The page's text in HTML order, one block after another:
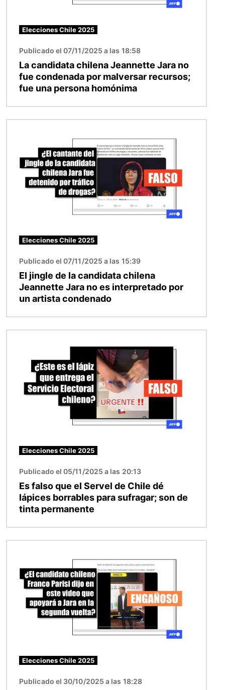
Elecciones Chile 2025
Publicado el 07/11/2025 a las 18:58
La candidata chilena Jeannette Jara no
fue condenada por malversar recursos;
fue una persona homónima
Elecciones Chile 2025
Publicado el 07/11/2025 a las 15:39
El jingle de la candidata chilena
Jeannette Jara no es interpretado por
un artista condenado
Elecciones Chile 2025
Publicado el 05/11/2025 a las 20:13
Es falso que el Servel de Chile dé
lápices borrables para sufragar; son de
tinta permanente
Elecciones Chile 2025
Publicado el 30/10/2025 a las 18:28